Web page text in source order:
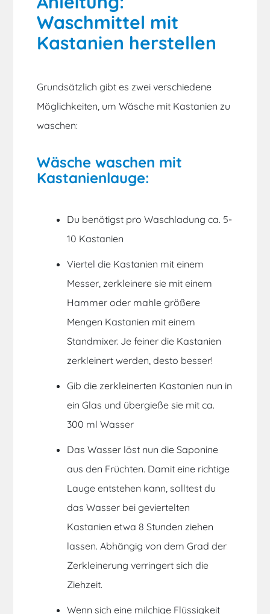
Waschmittel mit
Kastanien herstellen
Grundsätzlich gibt es zwei verschiedene
Möglichkeiten, um Wäsche mit Kastanien zu
waschen:
Wäsche waschen mit
Kastanienlauge:
Du benötigst pro Waschladung ca. 5-
10 Kastanien
Viertel die Kastanien mit einem
Messer, zerkleinere sie mit einem
Hammer oder mahle größere
Mengen Kastanien mit einem
Standmixer. Je feiner die Kastanien
zerkleinert werden, desto besser!
Gib die zerkleinerten Kastanien nun in
einGlas und übergieße sie mit ca.
300 ml Wasser
Das Wasser löst nun die Saponine
aus den Früchten. Damit eine richtige
Lauge entstehen kann, solltest du
das Wasser bei geviertelten
Kastanien etwa 8 Stunden ziehen
lassen. Abhängig von dem Grad der
Zerkleinerung verringert sich die
Ziehzeit.
Wenn sich eine milchige Flüssigkeit